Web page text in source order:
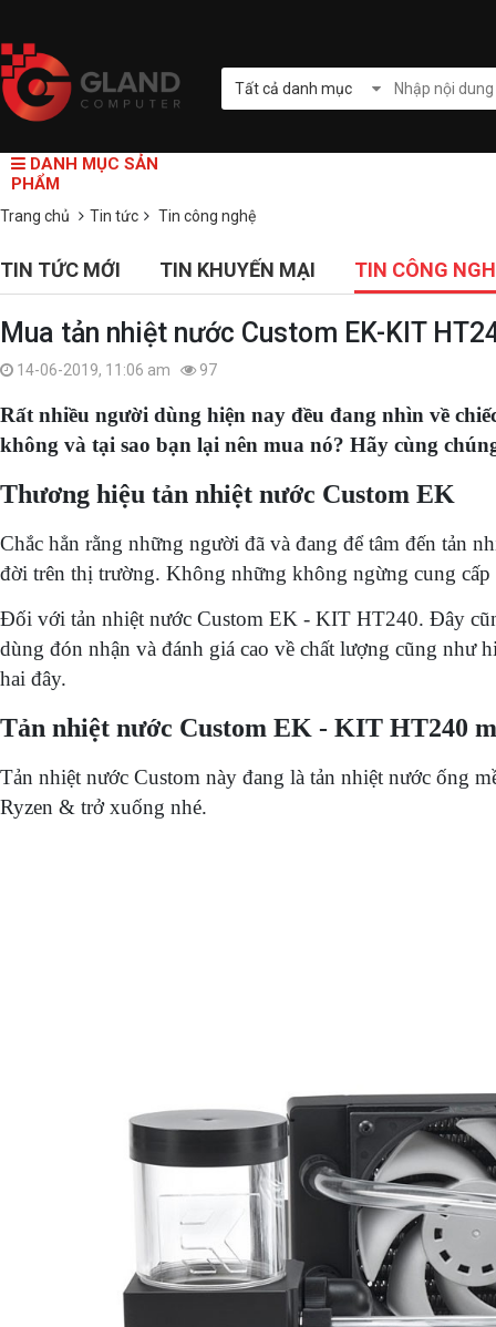
Tất cả danh mục
DANH MỤC SẢN
PHẨM
Trang chủ Tin tức Tin công nghệ
TIN TỨC MỚI TIN KHUYẾN MẠI TIN CÔNG
Mua tản nhiệt nước Custom EK-KIT
14-06-2019, 11:06 am 97
Rất nhiều người dùng hiện nay đều đang nhìn về
không và tại sao bạn lại nên mua nó? Hãy cùng
Thương hiệu tản nhiệt nước Custom EK
Chắc hẳn rằng những người đã và đang để tâm đến tản
đời trên thị trường. Không những không ngừng cung cấp
Đối với tản nhiệt nước Custom EK - KIT HT240. Đây
dùng đón nhận và đánh giá cao về chất lượng cũng như
hai đây.
Tản nhiệt nước Custom EK - KIT HT240
Tản nhiệt nước Custom này đang là tản nhiệt nước ống
Ryzen & trở xuống nhé.